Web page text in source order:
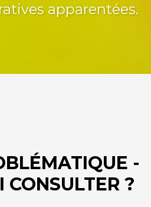
apparentées.
-
CONSULTER ?